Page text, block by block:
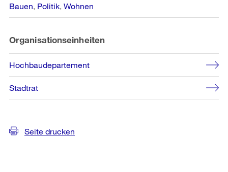
Bauen Politik Wohnen
Organisationseinheiten
Hochbaudepartement
Stadtrat
Seite drucken